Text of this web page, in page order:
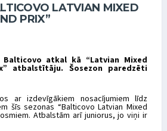
LATVIAN MIXED
PRIX”
atkal kā “Latvian Mixed
atbalstītāju. Šosezon paredzēti
ar izdevīgākiem nosacījumiem līdz
šīs sezonas “Balticovo Latvian Mixed
Atbalstām arī juniorus, jo viņi ir